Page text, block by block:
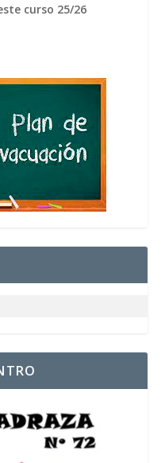
curso 25/26